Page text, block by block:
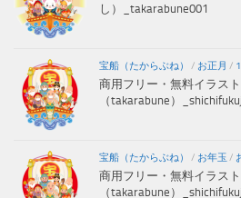
し）_takarabune001
宝船（たからぶね） / お正月 /
商用フリー・無料イラス
（takarabune）
宝船（たからぶね） / お年玉 /
商用フリー・無料イラス
（takarabune）